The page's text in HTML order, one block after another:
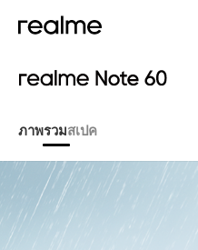
ภาพรวมสเปค